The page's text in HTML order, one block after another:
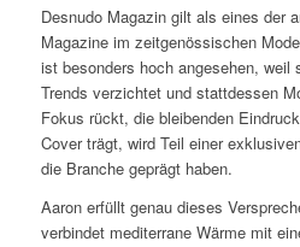
Desnudo Magazin gilt als eines der
Magazine im zeitgenössischen
ist besonders hoch angesehen, weil
Trends verzichtet und stattdessen
Fokus rückt, die bleibenden
Cover trägt, wird Teil einer
die Branche geprägt haben.
Aaron erfüllt genau dieses
verbindet mediterrane Wärme mit